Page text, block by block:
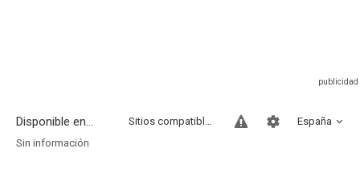
Disponible en... España
Sitios compatibles
Sin información